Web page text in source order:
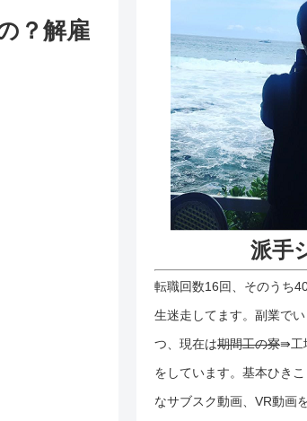
？解雇
派手
転職回数16回、そのうち
生迷走してます。副業で
つ、現在は期間工の寮⇛工
をしています。基本ひき
なサブスク動画、VR動画